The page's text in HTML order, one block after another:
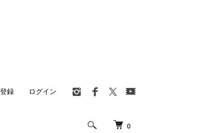
0
録 ログイン